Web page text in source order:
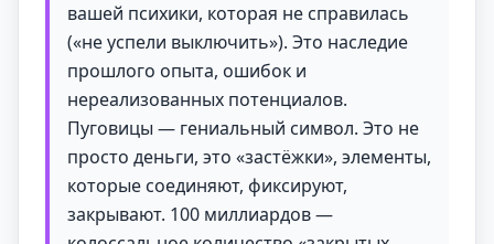
вашей психики, которая не справилась
(«не успели выключить»). Это наследие
прошлого опыта, ошибок и
нереализованных потенциалов.
Пуговицы — гениальный символ. Это не
просто деньги, это «застёжки», элементы,
которые соединяют, фиксируют,
закрывают. 100 миллиардов —